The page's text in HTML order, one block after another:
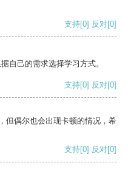
支持[0] 反对[0]
自己的需求选择学习方式。
支持[0] 反对[0]
但偶尔也会出现卡顿的情况，希
支持[0] 反对[0]